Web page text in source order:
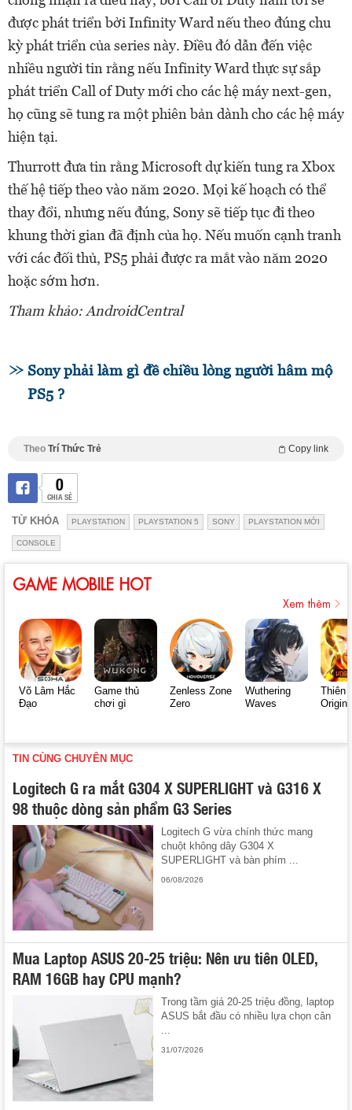
được phát triển bởi Infinity Ward nếu theo đúng chu
kỳ phát triển của series này. Điều đó dẫn đến việc
nhiều người tin rằng nếu Infinity Ward thực sự sắp
phát triển Call of Duty mới cho các hệ máy next-gen,
họ cũng sẽ tung ra một phiên bản dành cho các hệ máy
hiện tại.
Thurrott đưa tin rằng Microsoft dự kiến tung ra Xbox
thế hệ tiếp theo vào năm 2020. Mọi kế hoạch có thể
thay đổi, nhưng nếu đúng, Sony sẽ tiếp tục đi theo
khung thời gian đã định của họ. Nếu muốn cạnh tranh
với các đối thủ, PS5 phải được ra mắt vào năm 2020
hoặc sớm hơn.
Tham khảo: AndroidCentral
Sony phải làm gì đề chiều lòng người hâm mộ
PS5 ?
Theo Trí Thức Trẻ Copy link
0
CHIA SẺ
TỪ KHÓA PLAYSTATION PLAYSTATION 5 SONY PLAYSTATION MỚI
CONSOLE
GAME MOBILE HOT
Xem thêm
Võ Lâm Hắc
Đạo
Game thủ
chơi gì
Zenless Zone
Zero
Wuthering
Waves
Thiên
Origin
TIN CÙNG CHUYÊN MỤC
Logitech G ra mắt G304 X SUPERLIGHT và G316 X
98 thuộc dòng sản phẩm G3 Series
Logitech G vừa chính thức mang
chuột không dây G304 X
SUPERLIGHT và bàn phím ...
06/08/2026
Mua Laptop ASUS 20-25 triệu: Nên ưu tiên OLED,
RAM 16GB hay CPU mạnh?
Trong tầm giá 20-25 triệu đồng, laptop
ASUS bắt đầu có nhiều lựa chọn cân
...
31/07/2026